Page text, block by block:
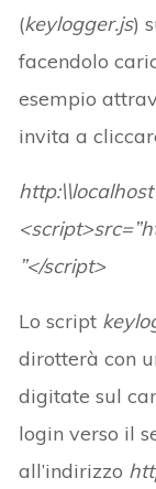
(keylogger.js)
facendolo
esempio
invita a
”</script>
Lo script
dirotterà con
digitate sul
login verso il
all’indirizzo